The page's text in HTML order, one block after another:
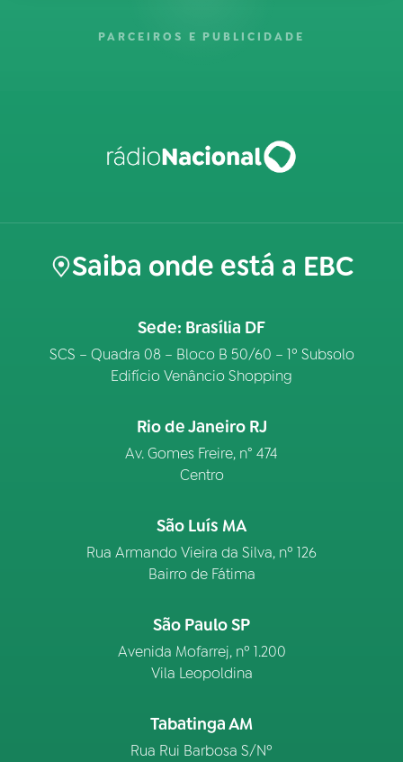
PARCEIROS E PUBLICIDADE
Saiba onde está a EBC
Sede: Brasília DF
SCS – Quadra 08 – Bloco B 50/60 – 1º Subsolo
Edifício Venâncio Shopping
Rio de Janeiro RJ
Av. Gomes Freire, n° 474
Centro
São Luís MA
Rua Armando Vieira da Silva, nº 126
Bairro de Fátima
São Paulo SP
Avenida Mofarrej, nº 1.200
Vila Leopoldina
Tabatinga AM
Rua Rui Barbosa S/Nº